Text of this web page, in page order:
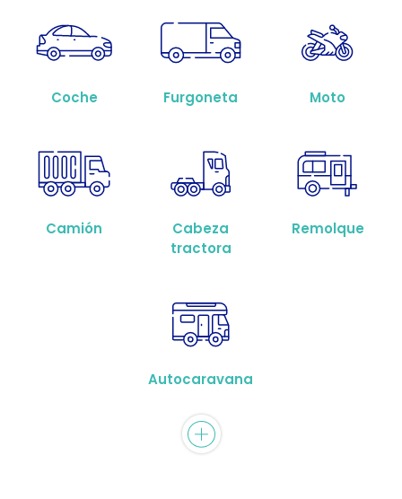
Coche Furgoneta Moto
Camión
Cabeza
tractora
Remolque
Autocaravana